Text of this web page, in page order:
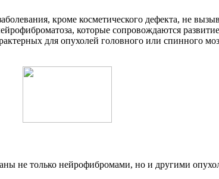
кроме косметического дефекта, не
которые сопровождаются
для опухолей головного или спинного
не только нейрофибромами, но и другими